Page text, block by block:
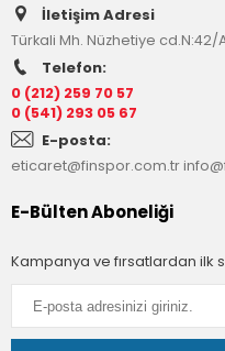
İletişim Adresi
Türkali Mh. Nüzhetiye cd.N:42/
Telefon:
0 (212) 259 70 57
0 (541) 293 05 67
E-posta:
eticaret@finspor.com.tr
E-Bülten Aboneliği
Kampanya ve fırsatlardan ilk